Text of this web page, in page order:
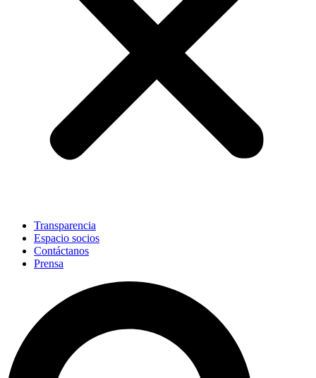
Transparencia
Espacio socios
Contáctanos
Prensa